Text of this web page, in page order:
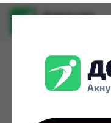
Доруи ман